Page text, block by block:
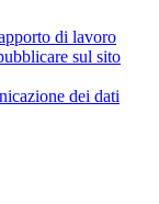
di lavoro
sul sito
dei dati